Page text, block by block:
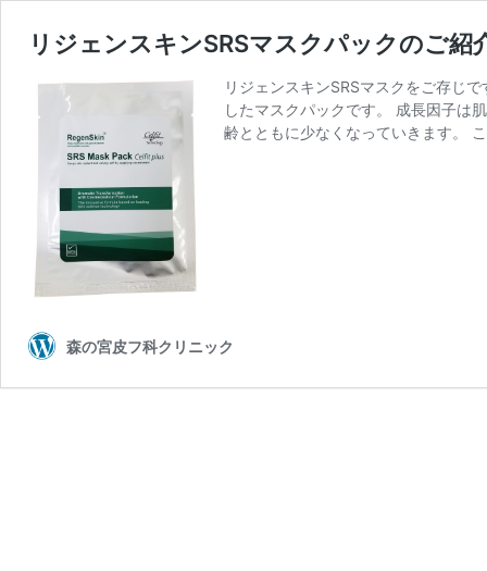
リジェンスキンSRSマスクパックのご
リジェンスキンSRSマスクをご存じ
したマスクパックです。 成長因子は
齢とともに少なくなっていきます。
森の宮皮フ科クリニック